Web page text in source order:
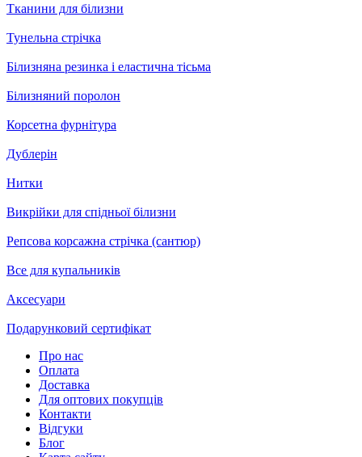
Тканини для білизни
Тунельна стрічка
Білизняна резинка і еластична тісьма
Білизняний поролон
Корсетна фурнітура
Дублерін
Нитки
Викрійки для спідньої білизни
Репсова корсажна стрічка (сантюр)
Все для купальників
Аксесуари
Подарунковий сертифікат
Про нас
Оплата
Доставка
Для оптових покупців
Контакти
Відгуки
Блог